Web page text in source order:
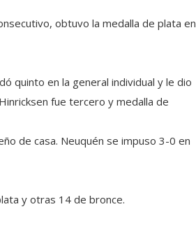
obtuvo la medalla de plata en
quinto en la general individual y le dio
fue tercero y medalla de
de casa. Neuquén se impuso 3-0 en
y otras 14 de bronce.